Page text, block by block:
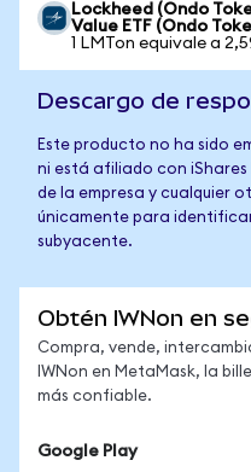
Lockheed (Ondo
Value ETF (Ondo
1 LMTon equivale a
Descargo de
Este producto no ha sido
ni está afiliado con iShares
de la empresa y cualquier
únicamente para
subyacente.
Obtén IWNon en
Compra, vende,
IWNon en MetaMask, la
más confiable.
Google Play